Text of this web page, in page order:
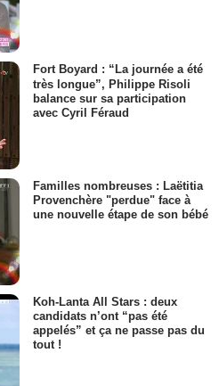
Fort Boyard : “La journée a été
très longue”, Philippe Risoli
balance sur sa participation
avec Cyril Féraud
Familles nombreuses : Laëtitia
Provenchère "perdue" face à
une nouvelle étape de son bébé
Koh-Lanta All Stars : deux
candidats n’ont “pas été
appelés” et ça ne passe pas du
tout !